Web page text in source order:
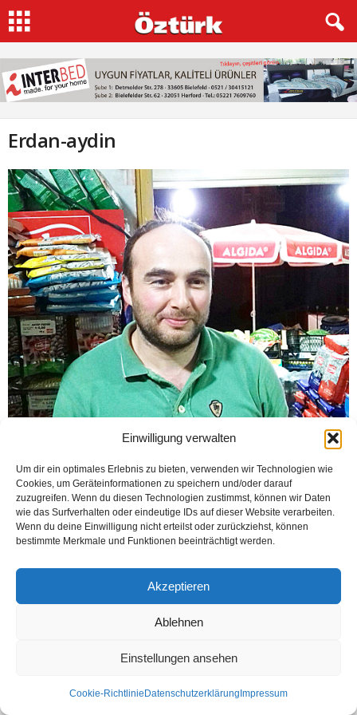
Einwilligung verwalten
Um dir ein optimales Erlebnis zu bieten, verwenden wir Technologien wie
Cookies, um Geräteinformationen zu speichern und/oder darauf
zuzugreifen. Wenn du diesen Technologien zustimmst, können wir Daten
wie das Surfverhalten oder eindeutige IDs auf dieser Website verarbeiten.
Wenn du deine Einwilligung nicht erteilst oder zurückziehst, können
bestimmte Merkmale und Funktionen beeinträchtigt werden.
Akzeptieren
Ablehnen
Einstellungen ansehen
Cookie-Richtlinie Datenschutzerklärung Impressum
Erdan-aydin
© Öztürk Gazetesi 1986 – 2026